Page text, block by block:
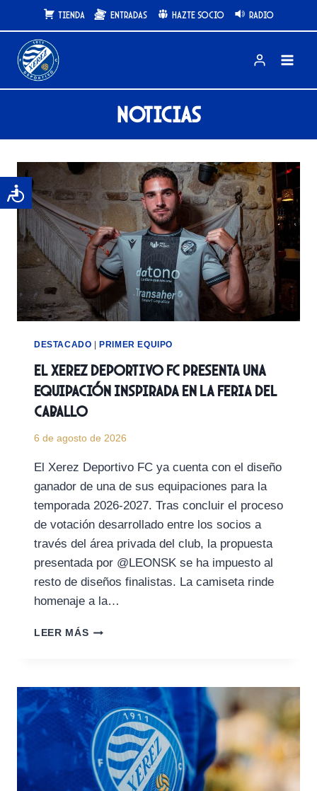
al
contenido
Tienda Entradas Hazte Socio Radio
Noticias
DESTACADO PRIMER EQUIPO
El Xerez Deportivo FC presenta una
equipación inspirada en la Feria del
Caballo
6 de agosto de 2026
El Xerez Deportivo FC ya cuenta con el diseño
ganador de una de sus equipaciones para la
temporada 2026-2027. Tras concluir el proceso
de votación desarrollado entre los socios a
través del área privada del club, la propuesta
presentada por @LEONSK se ha impuesto al
resto de diseños finalistas. La camiseta rinde
homenaje a la…
LEER MÁSEL
PRESENTA
UNA
EQUIPACIÓN
INSPIRADA
EN
LA
FERIA